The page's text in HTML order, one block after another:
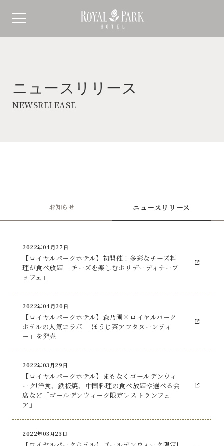
ニュースリリース
NEWSRELEASE
お知らせ ニュースリリース
2022年04月27日
【ロイヤルパークホテル】初開催！多彩なチーズ料
理が食べ放題 「チーズを楽しむホリデーディナーブ
ッフェ」
2022年04月20日
【ロイヤルパークホテル】森乃園×ロイヤルパーク
ホテルの人気コラボ 「ほうじ茶アフタヌーンティ
ー」を発売
2022年03月29日
【ロイヤルパークホテル】まもなくゴールデンウィ
ーク!洋食、鉄板焼、中国料理の食べ放題や選べる会
席など「ゴールデンウィーク限定レストランフェ
ア」
2022年03月23日